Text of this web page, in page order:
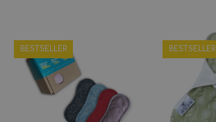
BESTSELLER BESTSELLER